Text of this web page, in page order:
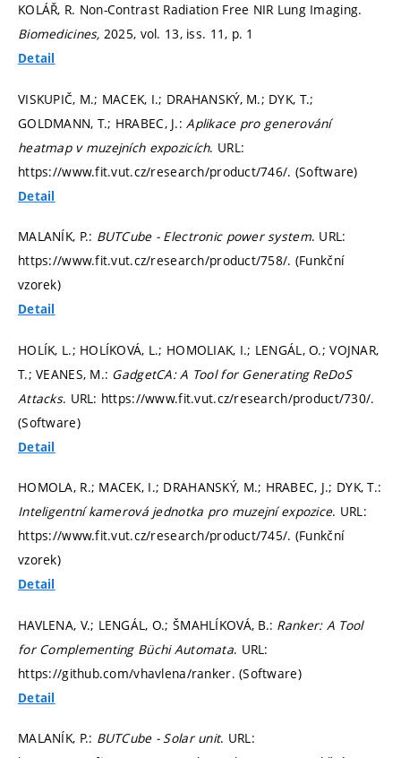
KOLÁŘ, R. Non-Contrast Radiation Free NIR Lung Imaging.
Biomedicines, 2025, vol. 13, iss. 11, p. 1
Detail
VISKUPIČ, M.; MACEK, I.; DRAHANSKÝ, M.; DYK, T.;
GOLDMANN, T.; HRABEC, J.:Aplikace pro generování
heatmap v muzejních expozicích. URL:
https://www.fit.vut.cz/research/product/746/. (Software)
Detail
MALANÍK, P.: BUTCube - Electronic power system. URL:
https://www.fit.vut.cz/research/product/758/. (Funkční
vzorek)
Detail
HOLÍK, L.; HOLÍKOVÁ, L.; HOMOLIAK, I.; LENGÁL, O.; VOJNAR,
T.; VEANES, M.: GadgetCA: A Tool for Generating ReDoS
Attacks. URL: https://www.fit.vut.cz/research/product/730/.
(Software)
Detail
HOMOLA, R.; MACEK, I.; DRAHANSKÝ, M.; HRABEC, J.; DYK, T.:
Inteligentní kamerová jednotka pro muzejní expozice. URL:
https://www.fit.vut.cz/research/product/745/. (Funkční
vzorek)
Detail
HAVLENA, V.; LENGÁL, O.; ŠMAHLÍKOVÁ, B.: Ranker: A Tool
for Complementing Büchi Automata. URL:
https://github.com/vhavlena/ranker. (Software)
Detail
MALANÍK, P.: BUTCube - Solar unit. URL: